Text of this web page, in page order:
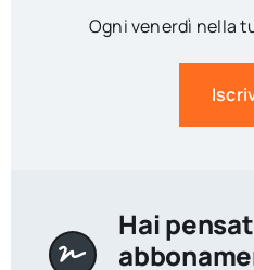
Ogni venerdì nella
Hai